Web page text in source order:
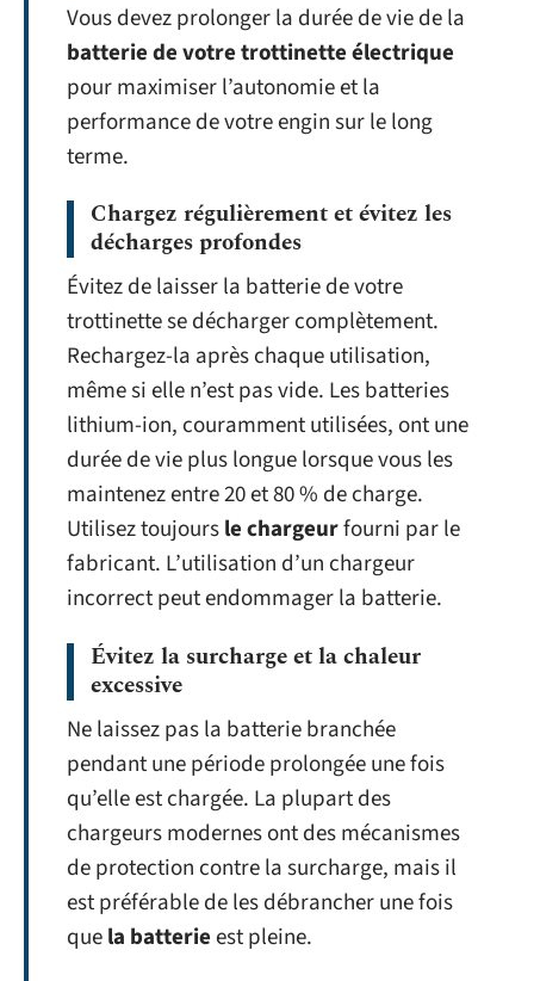
Vous devez prolonger la durée de vie de la
batterie de votre trottinette électrique
pour maximiser l’autonomie et la
performance de votre engin sur le long
terme.
Chargez régulièrement et évitez les
décharges profondes
Évitez de laisser la batterie de votre
trottinette se décharger complètement.
Rechargez-la après chaque utilisation,
même si elle n’est pas vide. Les batteries
lithium-ion, couramment utilisées, ont une
durée de vie plus longue lorsque vous les
maintenez entre 20 et 80 % de charge.
Utilisez toujoursle chargeurfourni par le
fabricant. L’utilisation d’un chargeur
incorrect peut endommager la batterie.
Évitez la surcharge et la chaleur
excessive
Ne laissez pas la batterie branchée
pendant une période prolongée une fois
qu’elle est chargée. La plupart des
chargeurs modernes ont des mécanismes
de protection contre la surcharge, mais il
est préférable de les débrancher une fois
quela batterieest pleine.